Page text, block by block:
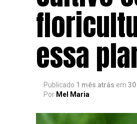
essa
Publicado 1 mês atrás em
Por Mel Maria